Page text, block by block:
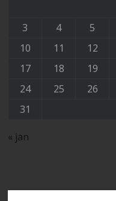
3
4 5
10
11 12
17
18 19
24
25 26
31
« jan